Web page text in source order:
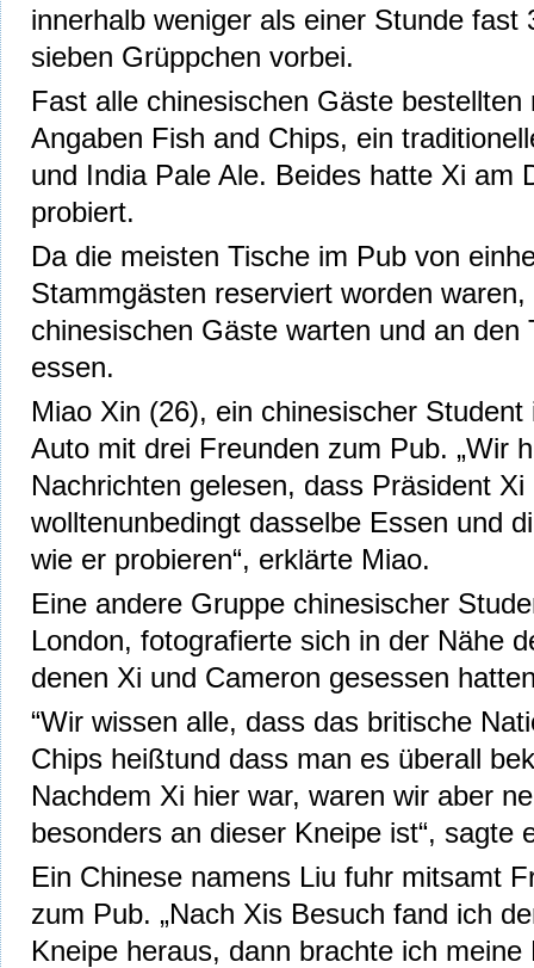
innerhalb weniger als einer Stunde fast
sieben Grüppchen vorbei.
Fast alle chinesischen Gäste bestellten
Angaben Fish and Chips, ein
und India Pale Ale. Beides hatte Xi am
probiert.
Da die meisten Tische im Pub von
Stammgästen reserviert worden
chinesischen Gäste warten und an den
essen.
Miao Xin (26), ein chinesischer
Auto mit drei Freunden zum Pub. „Wir
Nachrichten gelesen, dass Präsident Xi
wolltenunbedingt dasselbe Essen und
wie er probieren“, erklärte Miao.
Eine andere Gruppe chinesischer
London, fotografierte sich in der Nähe
denen Xi und Cameron gesessen
“Wir wissen alle, dass das britische
Chips heißtund dass man es überall
Nachdem Xi hier war, waren wir aber
besonders an dieser Kneipe ist“, sagte
Ein Chinese namens Liu fuhr mitsamt
zum Pub. „Nach Xis Besuch fand ich
Kneipe heraus, dann brachte ich